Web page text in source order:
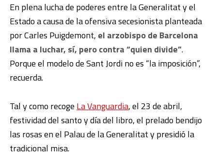
En plena lucha de poderes entre la Generalitat y el
Estado a causa de la ofensiva secesionista planteada
por Carles Puigdemont, el arzobispo de Barcelona
llama a luchar, sí, pero contra “quien divide”.
Porque el modelo de Sant Jordi no es “la imposición”,
recuerda.
Tal y como recoge La Vanguardia, el 23 de abril,
festividad del santo y día del libro, el prelado bendijo
las rosas en el Palau de la Generalitat y presidió la
tradicional misa.